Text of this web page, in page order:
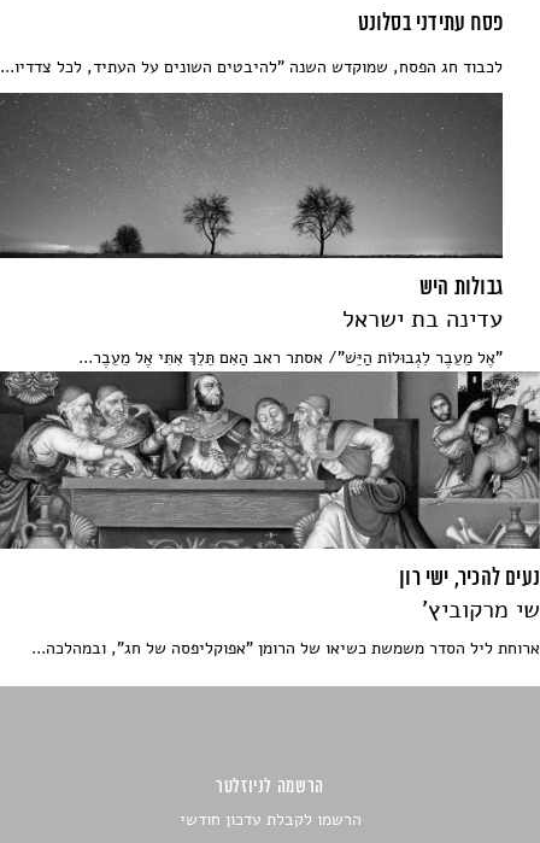
פסח עתידני בסלונט
לכבוד חג הפסח, שמוקדש השנה "להיבטים השונים על העתיד, לכל צדדיו...
גבולות היש
עדינה בת ישראל
"אֶל מֵעֵבֶר לִגְבוּלוֹת הַיֵּשׁ"/ אסתר ראב הַאִם תֵּלֵךְ אִתִּי אֶל מֵעֵבֶר...
נעים להכיר, ישי רון
שי מרקוביץ'
ארוחת ליל הסדר משמשת כשיאו של הרומן "אפוקליפסה של חג", ובמהלכה...
הרשמה לניוזלטר
הרשמו לקבלת עדכון חודשי